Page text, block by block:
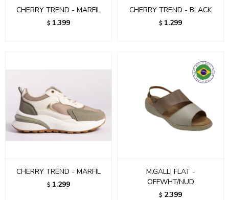
CHERRY TREND - MARFIL
$ 1.399
CHERRY TREND - BLACK
$ 1.299
CHERRY TREND - MARFIL
$ 1.299
M.GALLI FLAT -
OFFWHT/NUD
$ 2.399